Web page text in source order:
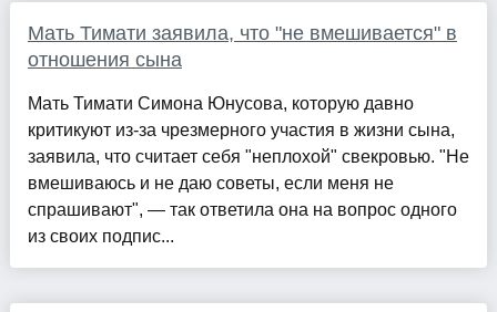
Мать Тимати заявила, что "не вмешивается" в
отношения сына
Мать Тимати Симона Юнусова, которую давно
критикуют из-за чрезмерного участия в жизни сына,
заявила, что считает себя "неплохой" свекровью. "Не
вмешиваюсь и не даю советы, если меня не
спрашивают", — так ответила она на вопрос одного
из своих подпис...